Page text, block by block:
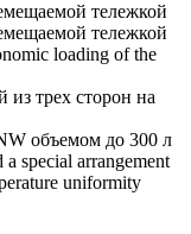
тележкой
тележкой
loading of the
из трех сторон на
объемом до 300 л
special arrangement
uniformity